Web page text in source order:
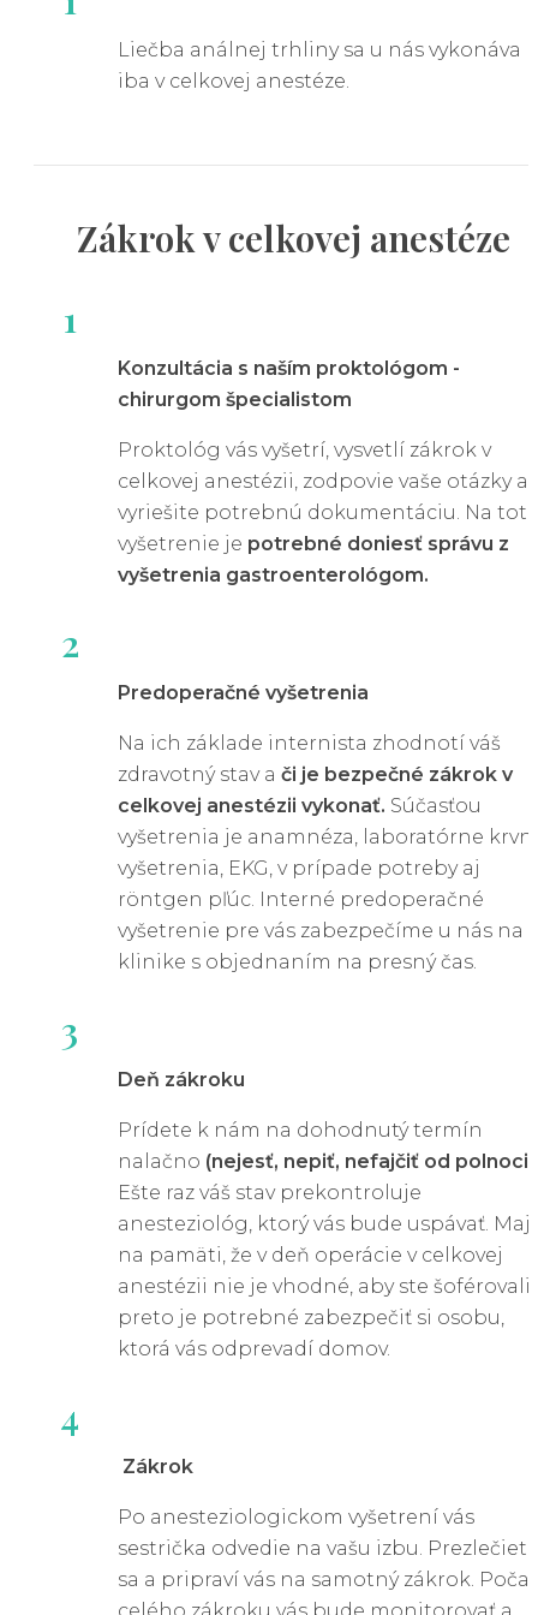
– ženy sú vystavené riziku vzniku trhlín
počas pôrodu kvôli veľkému tlaku na oblasť
Poruchy tráviaceho traktu– chronické
zvýšiť riziko vzniku trhlín.
sedavým spôsobom života, nesprávnymi
Zvýšené riziko je aj u osôb, ktoré trpia
sa zápalmi alebo infekciami v oblasti konečníka.
Trhlina na konečníku - príznaky
Trhlina na konečníku sa prejavuje nasledovne:
aj niekoľko hodín po ňom.
Krvácanie z konečníka
- najčastejšie vo forme
Svrbenie a nepríjemný pocit v okolí análneho
otvoru.
Opuchalebo pocit napätia v oblasti konečníka.
Ak tieto príznaky trvajú dlhšie ako niekoľko
môže to byť chronická trhlina v konečníku, ktorá
vyžaduje intenzívnejšiu liečbu.
Keď sa fisúry neriešia, vznikne
trhlina v konečníku
Análne fisúry sú nepríjemné, ale mnohé z nich sa
dajú úspešne liečiť konzervatívnymi metódami. Ak
však príznaky pretrvávajú alebo sa zhoršujú, je
dôležité vyhľadať lekára. Neliečené trhliny na
konečníku sa ľahko rozvinú do chronického stavu,
čo môže viesť k vzniku infekcií, abscesov či k
inkontinencii.
stavu patria
opakované poranenie sliznice a zanedbaná
Liečba trhliny v konečníku
Liečba análnej trhliny sa u nás vykonáva
iba v celkovej anestéze.
Zákrok vcelkovej anestéze
1
Konzultácia s naším proktológom -
chirurgom špecialistom
Proktológ vás vyšetrí, vysvetlí zákrok v
celkovej anestézii, zodpovie vaše otázky a
vyriešite potrebnú dokumentáciu. Na
vyšetrenie je potrebné doniesť správu z
vyšetrenia gastroenterológom.
2
Predoperačné vyšetrenia
Na ich základe internista zhodnotí váš
zdravotný stav a či je bezpečné zákrok v
celkovej anestézii vykonať. Súčasťou
vyšetrenia je anamnéza, laboratórne
vyšetrenia, EKG, v prípade potreby aj
röntgen pľúc. Interné predoperačné
vyšetrenie pre vás zabezpečíme u nás na
klinike s objednaním na presný čas.
3
Deň zákroku
Prídete k nám na dohodnutý termín
nalačno (nejesť, nepiť, nefajčiť od polnoci)
Ešte raz váš stav prekontroluje
anesteziológ, ktorý vás bude uspávať.
na pamäti, že v deň operácie v celkovej
anestézii nie je vhodné, aby ste šoférovali,
preto je potrebné zabezpečiť si osobu,
ktorá vás odprevadí domov.
4
Zákrok
Po anesteziologickom vyšetrení vás
sestrička odvedie na vašu izbu. Prezlečiete
sa a pripraví vás na samotný zákrok. Počas